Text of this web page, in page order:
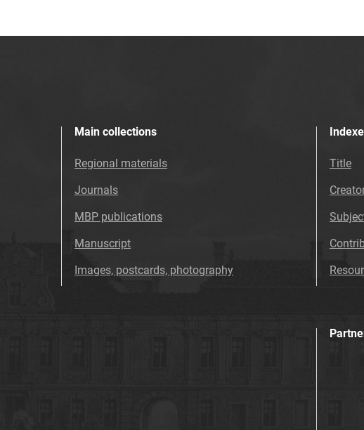
Main collections
Regional materials
Journals
MBP publications
Manuscript
Images, postcards, photography
Title